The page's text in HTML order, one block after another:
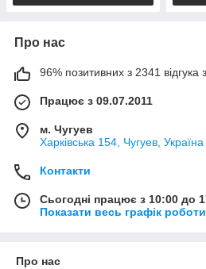
Про нас
96% позитивних з 2341 відгука
Працює з 09.07.2011
м. Чугуев
Харківська 154, Чугуев, Україна
Контакти
Сьогодні працює з 10:00 до
Показати весь графік роботи
Про нас